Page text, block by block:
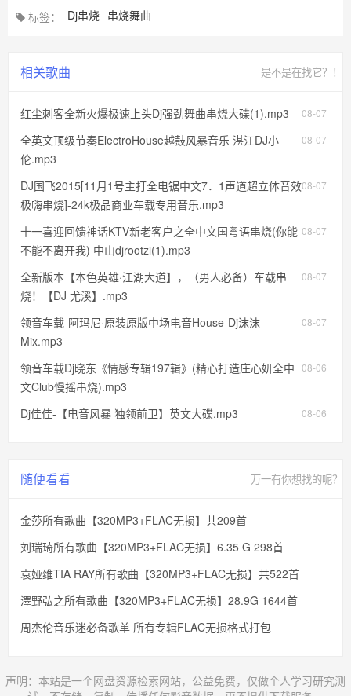
标签： Dj串烧 串烧舞曲
相关歌曲 是不是在找它？！
08-07
红尘刺客全新火爆极速上头Dj强劲舞曲串烧大碟(1).mp3
08-07
全英文顶级节奏ElectroHouse越鼓风暴音乐 湛江DJ小
伦.mp3
08-07
DJ国飞2015[11月1号主打全电锯中文7．1声道超立体音效
极嗨串烧]-24k极品商业车载专用音乐.mp3
08-07
十一喜迎回馈神话KTV新老客户之全中文国粤语串烧(你能
不能不离开我) 中山djrootzi(1).mp3
08-07
全新版本【本色英雄·江湖大道】，（男人必备）车载串
烧！【DJ 尤溪】.mp3
08-07
领音车载-阿玛尼·原装原版中场电音House-Dj沫沫
Mix.mp3
08-06
领音车载Dj晓东《情感专辑197辑》(精心打造庄心妍全中
文Club慢摇串烧).mp3
08-06
Dj佳佳-【电音风暴 独领前卫】英文大碟.mp3
随便看看 万一有你想找的呢？
金莎所有歌曲【320MP3+FLAC无损】共209首
刘瑞琦所有歌曲【320MP3+FLAC无损】6.35 G 298首
袁娅维TIA RAY所有歌曲【320MP3+FLAC无损】共522首
澤野弘之所有歌曲【320MP3+FLAC无损】28.9G 1644首
周杰伦音乐迷必备歌单 所有专辑FLAC无损格式打包
声明：本站是一个网盘资源检索网站，公益免费，仅做个人学习研究测